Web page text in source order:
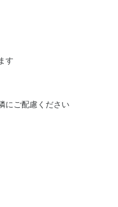
す
にご配慮ください